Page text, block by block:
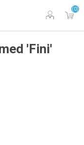
(0)
'Fini'